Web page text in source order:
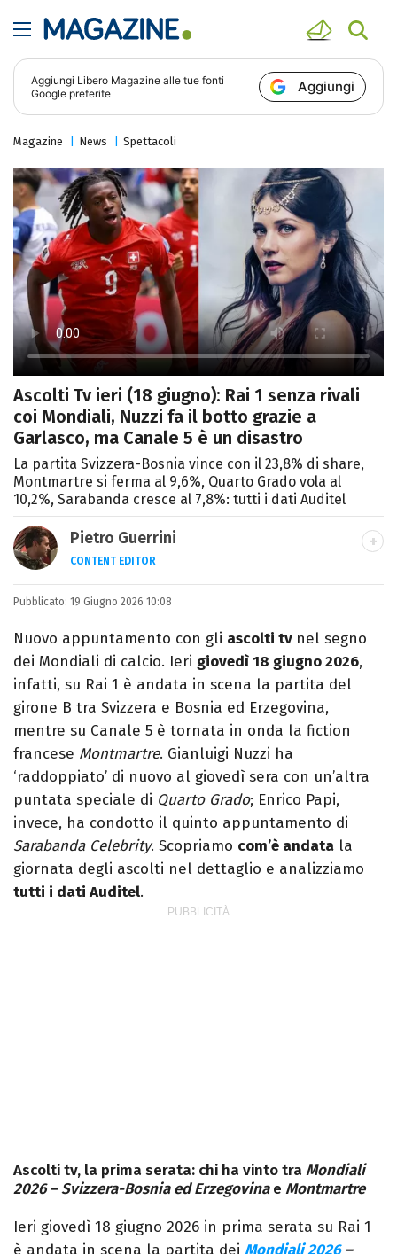
Aggiungi Libero Magazine alle tue fonti
Google preferite
Aggiungi
Magazine News Spettacoli
Ascolti Tv ieri (18 giugno): Rai 1 senza rivali
coi Mondiali, Nuzzi fa il botto grazie a
Garlasco, ma Canale 5 è un disastro
La partita Svizzera-Bosnia vince con il 23,8% di share,
Montmartre si ferma al 9,6%, Quarto Grado vola al
10,2%, Sarabanda cresce al 7,8%: tutti i dati Auditel
Pietro Guerrini
CONTENT EDITOR
Laurea in Lettere, smania di viaggi e
passione per i cartoni (della pizza e della
Pixar).
Pubblicato: 19 Giugno 2026 10:08
Nuovo appuntamento con gli ascolti tv nel segno
dei Mondiali di calcio. Ieri giovedì 18 giugno 2026,
infatti, su Rai 1 è andata in scena la partita del
girone B tra Svizzera e Bosnia ed Erzegovina,
mentre su Canale 5 è tornata in onda la fiction
francese Montmartre. Gianluigi Nuzzi ha
‘raddoppiato’ di nuovo al giovedì sera con un’altra
puntata speciale di Quarto Grado; Enrico Papi,
invece, ha condotto il quinto appuntamento di
Sarabanda Celebrity. Scopriamo com’è andata la
giornata degli ascolti nel dettaglio e analizziamo
tutti i dati Auditel.
Ascolti tv, la prima serata: chi ha vinto tra Mondiali
2026 – Svizzera-Bosnia ed Erzegovinae Montmartre
Ieri giovedì 18 giugno 2026 in prima serata su Rai 1